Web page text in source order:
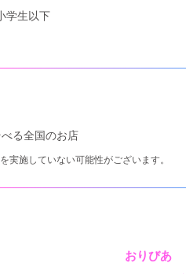
学生以下
べる全国のお店
実施していない可能性がございます。
おりびあ